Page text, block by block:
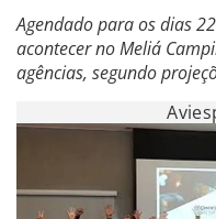
Agendado para os dias
acontecer no Meliá
agências, segundo